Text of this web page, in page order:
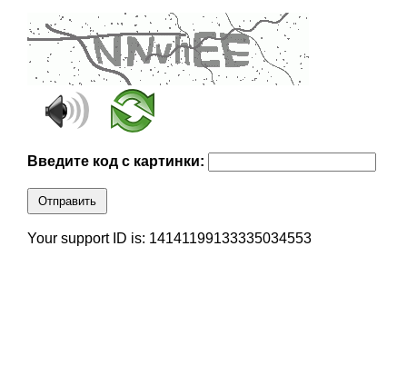
Введите код с картинки:
Отправить
Your support ID is: 14141199133335034553